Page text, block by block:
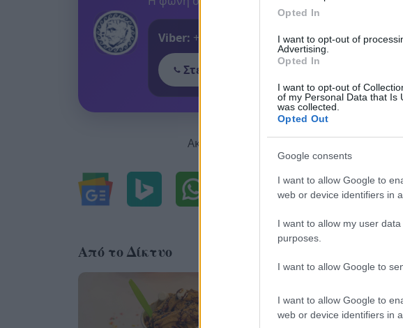
Opted In
I want to opt-out of
Advertising.
Opted In
I want to opt-out of
of my Personal Data that Is
was collected.
Opted Out
Google consents
I want to allow Google to
web or device identifiers in
I want to allow my user
purposes.
I want to allow Google to
I want to allow Google to
web or device identifiers in
Viber: +306909196125
Στείλε μήνυμα στο Viber
Ακολουθήστε μας για όλες τις
Από το Δίκτυο